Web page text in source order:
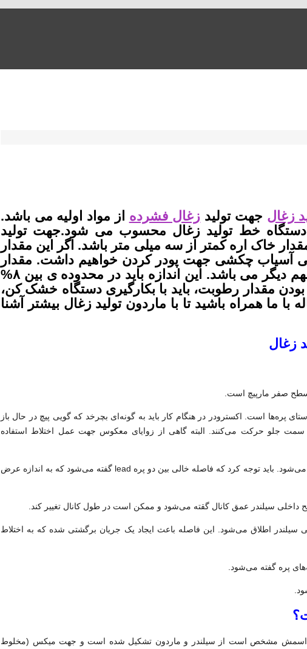
زغال جهت تولید زغال فشرده از مواد اولیه می باشد.
خط تولید زغال محسوب می شود.جهت تولید
خاک اره کمتر از سه میلی متر باشد. اگر این مقدار
آسیاب چکشی جهت پودر کردن خواهیم داشت. مقدار
درصد رطوبت خاک اره مطلب مهم دیگر می باشد. این اندازه باید در محدوده ی بین ۸%
بودن مقدار رطوبت، باید با بکارگیری دستگاه خشک کن،
ما همراه باشید تا با ماردون تولید زغال بیشتر آشنا
زغال
صفر مارپیچ است.
پره‌ها است. اکسترودر در هنگام کار باید به گونه‌ای بچرخد که گویی پیچ در حال باز
جلو حرکت می‌کنند. البته گاهی از زوایای معکوس جهت عمل اختلاط استفاده
: به فاصله محوری یک پره تا پره دیگر گفته می‌شود. باید توجه کرد که فاصله خالی بین دو پره lead گفته می‌شود که به اندازه عرض
سیلندر عمق کانال گقته می‌شود و ممکن است در طول کانال تغییر کند.
سیلندر اطلاق می‌شود. این فاصله باعث ایجاد یک جریان برگشتی شده که به اختلاط
پره گفته می‌شود.
از اسمش مشخص است از سیلندر و ماردون تشکیل شده است و جهت میکس (مخلوط